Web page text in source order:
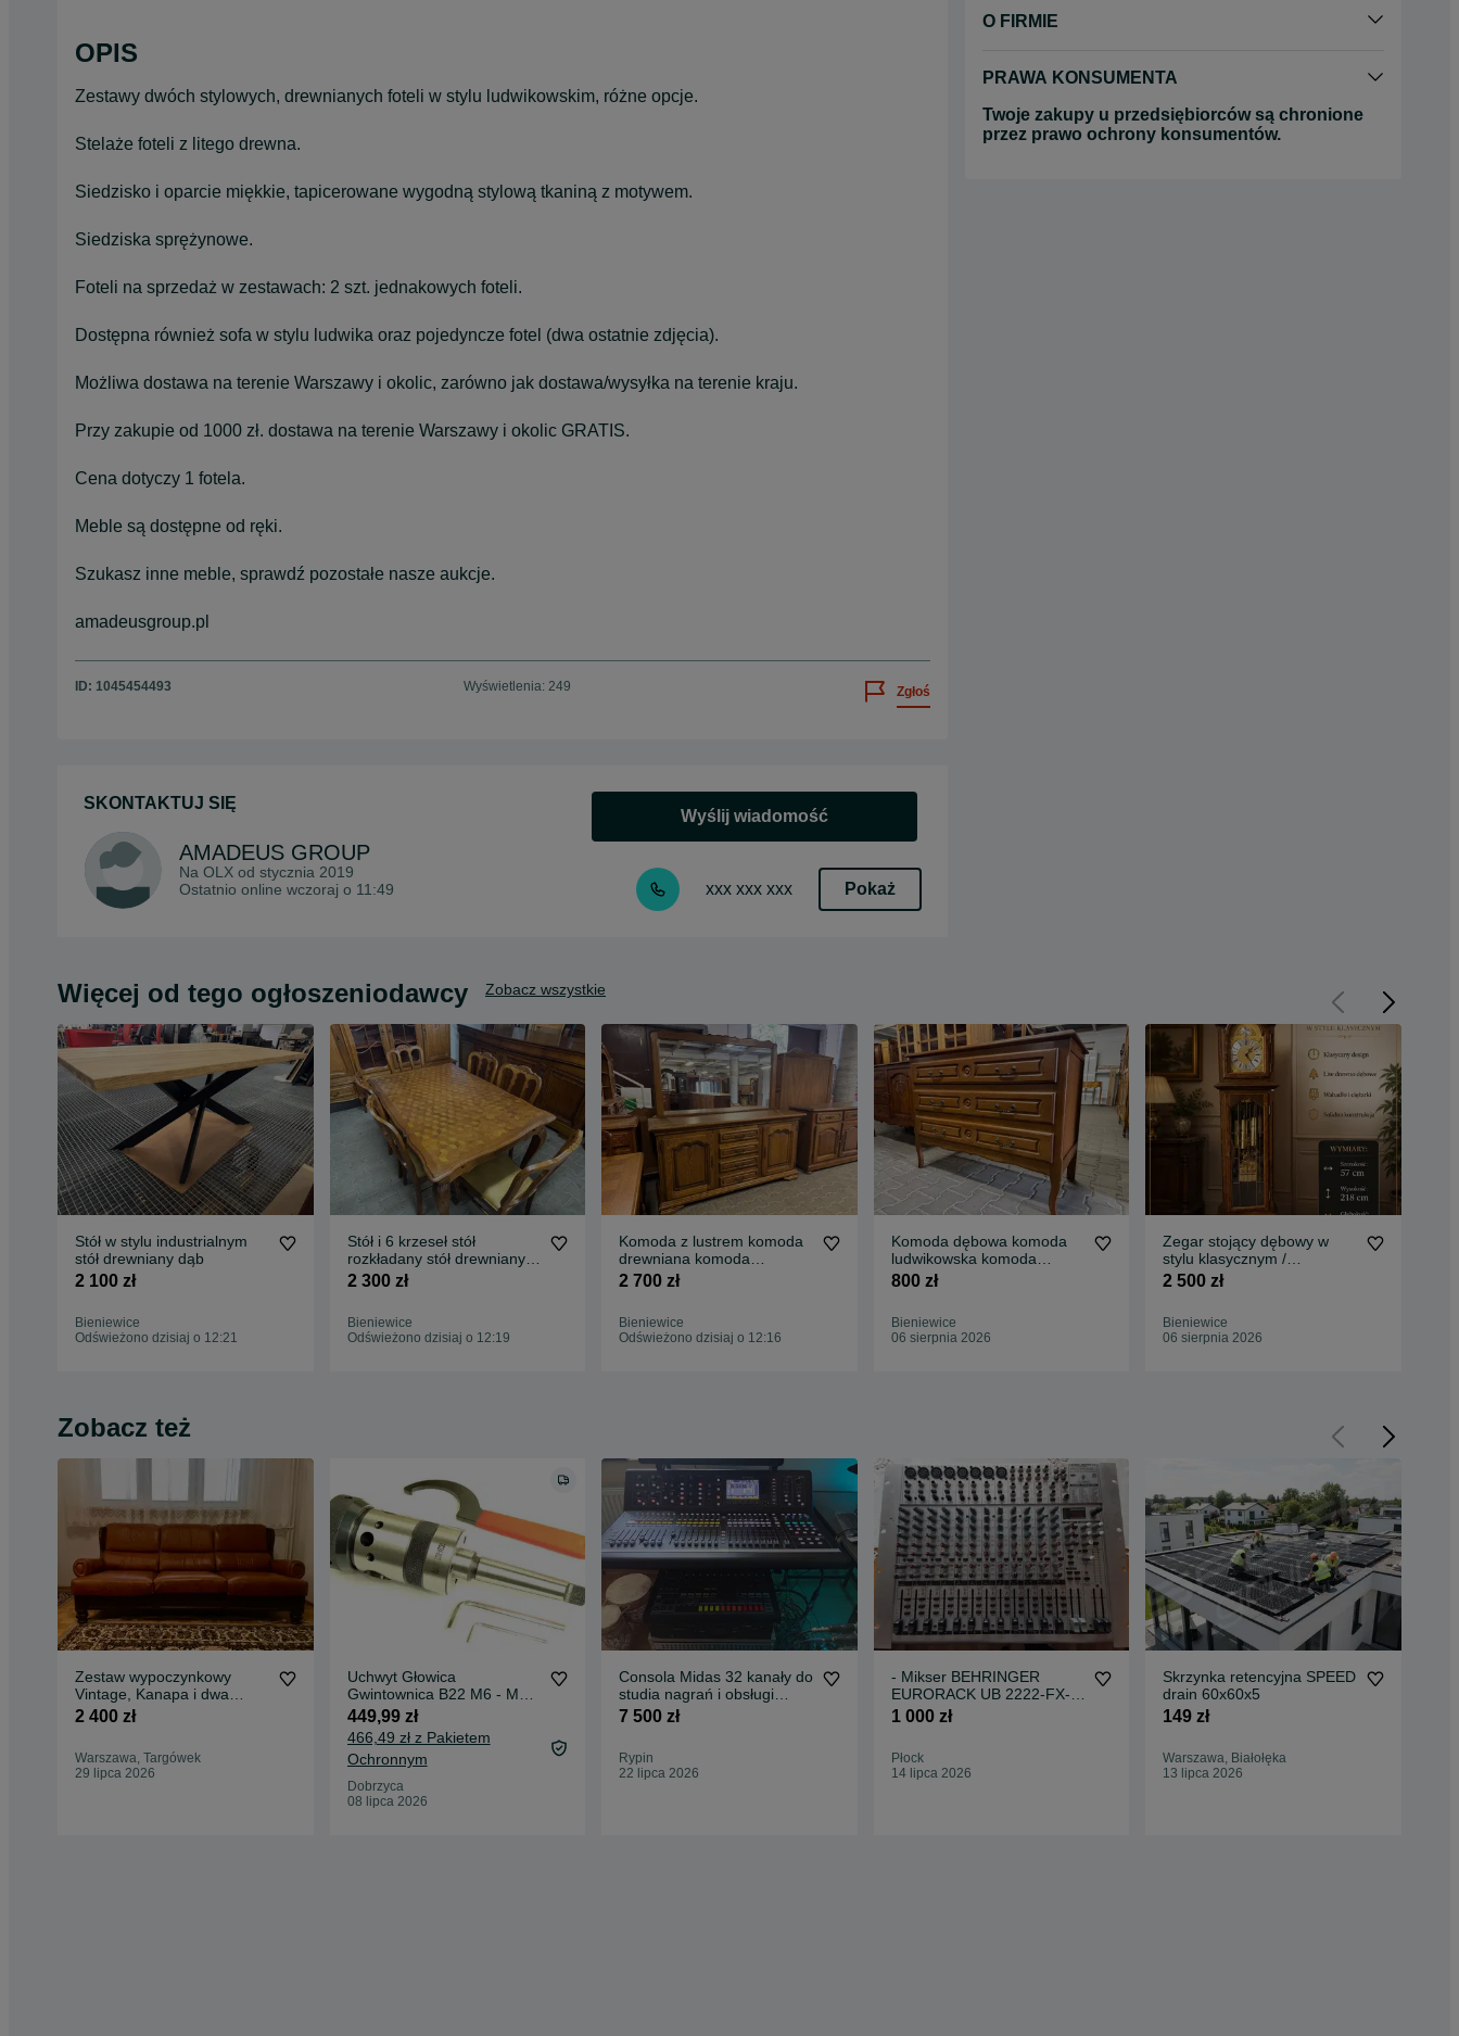
OPIS
Zestawy dwóch stylowych, drewnianych foteli w stylu ludwikowskim, różne opcje.
Stelaże foteli z litego drewna.
Siedzisko i oparcie miękkie, tapicerowane wygodną stylową tkaniną z motywem.
Siedziska sprężynowe.
Foteli na sprzedaż w zestawach: 2 szt. jednakowych foteli.
Dostępna również sofa w stylu ludwika oraz pojedyncze fotel (dwa ostatnie zdjęcia).
Możliwa dostawa na terenie Warszawy i okolic, zarówno jak dostawa/wysyłka na terenie kraju.
Przy zakupie od 1000 zł. dostawa na terenie Warszawy i okolic GRATIS.
Cena dotyczy 1 fotela.
Meble są dostępne od ręki.
Szukasz inne meble, sprawdź pozostałe nasze aukcje.
amadeusgroup.pl
ID: 1045454493 Wyświetlenia: 249 Zgłoś
SKONTAKTUJ SIĘ
AMADEUS GROUP
Na OLX od stycznia 2019
Ostatnio online wczoraj o 11:49
Wyślij wiadomość
xxx xxx xxx Pokaż
O FIRMIE
PRAWA KONSUMENTA
Twoje zakupy u przedsiębiorców są chronione
przez prawo ochrony konsumentów.
Więcej od tego ogłoszeniodawcy Zobacz wszystkie
Stół w stylu industrialnym
stół drewniany dąb
2 100 zł
Bieniewice
Odświeżono dzisiaj o 12:21
Stół i 6 krzeseł stół
rozkładany stół drewniany
zestaw mebli dąb
2 300 zł
Bieniewice
Odświeżono dzisiaj o 12:19
Komoda z lustrem komoda
drewniana komoda
rustykalna dąb
2 700 zł
Bieniewice
Odświeżono dzisiaj o 12:16
Komoda dębowa komoda
ludwikowska komoda
drewniana
800 zł
Bieniewice
06 sierpnia 2026
Zegar stojący dębowy w
stylu klasycznym /
holenderskim Grandfather
2 500 zł
Bieniewice
06 sierpnia 2026
Zobacz też
Zestaw wypoczynkowy
Vintage, Kanapa i dwa
fotele
2 400 zł
Warszawa, Targówek
29 lipca 2026
Uchwyt Głowica
Gwintownica B22 M6 - M24
+ trzpień MK1
449,99 zł
466,49 zł z Pakietem
Ochronnym
Dobrzyca
08 lipca 2026
Consola Midas 32 kanały do
studia nagrań i obsługi
koncertu
7 500 zł
Rypin
22 lipca 2026
- Mikser BEHRINGER
EURORACK UB 2222-FX-
PRO 8 kanałowy
1 000 zł
Płock
14 lipca 2026
Skrzynka retencyjna SPEED
drain 60x60x5
149 zł
Warszawa, Białołęka
13 lipca 2026